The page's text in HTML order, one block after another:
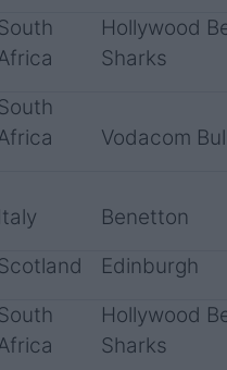
Hollywood
Sharks
Vodacom
Italy
Benetton
Edinburgh
Hollywood
Sharks